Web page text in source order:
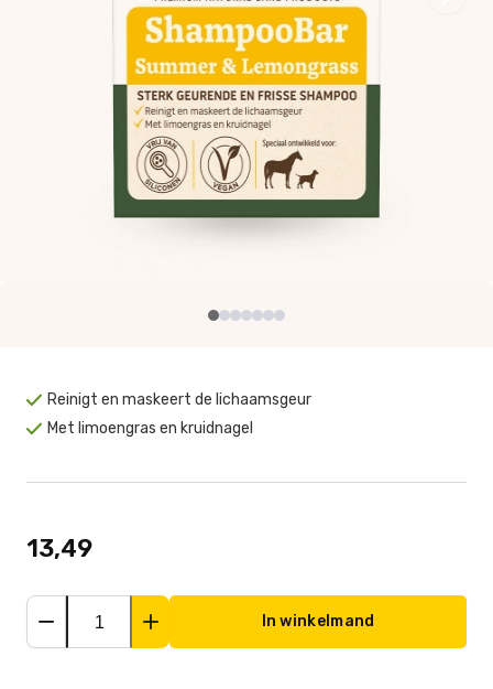
Reinigt en maskeert de lichaamsgeur
Met limoengras en kruidnagel
13,49
In winkelmand